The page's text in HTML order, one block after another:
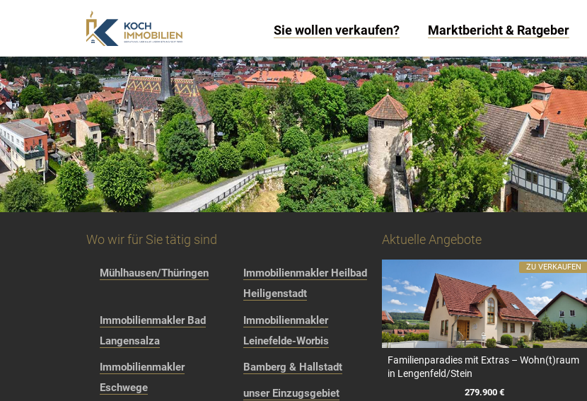
Sie wollen verkaufen? Marktbericht & Ratgeber
Wo wir für Sie tätig sind
Mühlhausen/Thüringen
Immobilienmakler Heilbad
Heiligenstadt
Immobilienmakler Bad
Langensalza
Immobilienmakler
Leinefelde-Worbis
Immobilienmakler
Eschwege
Bamberg & Hallstadt
unser Einzugsgebiet
Aktuelle Angebote
Familienparadies mit Extras – Wohn(t)raum
in Lengenfeld/Stein
279.900 €
ZU VERKAUFEN